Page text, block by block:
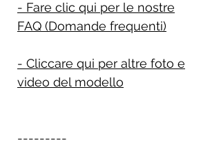
- Fare clic qui per le nostre
FAQ (Domande frequenti)
- Cliccare qui per altre foto e
video del modello
---------